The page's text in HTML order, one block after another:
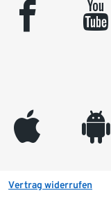
facebook youtube
appleinc android
Vertrag widerrufen